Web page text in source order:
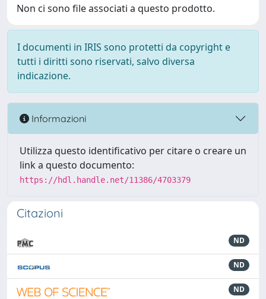
Non ci sono file associati a questo prodotto.
I documenti in IRIS sono protetti da copyright e
tutti i diritti sono riservati, salvo diversa
indicazione.
Informazioni
Utilizza questo identificativo per citare o creare un
link a questo documento:
https://hdl.handle.net/11386/4703379
Citazioni
ND
ND
ND